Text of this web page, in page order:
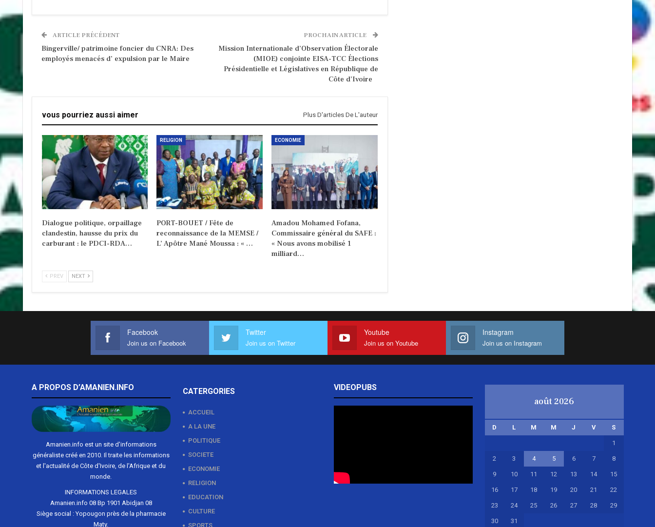
ARTICLE PRÉCÉDENT
Bingerville/ patrimoine foncier du CNRA: Des
employés menacés d’ expulsion par le Maire
PROCHAIN ARTICLE
Mission Internationale d’Observation Électorale
(MIOE) conjointe EISA-TCC Élections
Présidentielle et Législatives en République de
Côte d’Ivoire
vous pourriez aussi aimer Plus D'articles De L'auteur
Dialogue politique, orpaillage
clandestin, hausse du prix du
carburant : le PDCI-RDA…
RELIGION
PORT-BOUET / Fête de
reconnaissance de la MEMSE /
L’ Apôtre Mané Moussa : « …
ECONOMIE
Amadou Mohamed Fofana,
Commissaire général du SAFE :
« Nous avons mobilisé 1
milliard…
PREV NEXT
Facebook
Join us on Facebook
Twitter
Join us on Twitter
Youtube
Join us on Youtube
Instagram
Join us on Instagram
A PROPOS D’AMANIEN.INFO
Amanien.info est un site d'informations
généraliste créé en 2010. Il traite les informations
et l'actualité de Côte d'Ivoire, de l'Afrique et du
monde.
INFORMATIONS LEGALES
Amanien.info 08 Bp 1901 Abidjan 08
Siège social : Yopougon près de la pharmacie
Maty.
CATERGORIES
ACCUEIL
A LA UNE
POLITIQUE
SOCIETE
ECONOMIE
RELIGION
EDUCATION
CULTURE
SPORTS
VIDEOPUBS
août 2026
D L M M J V S
1
2 3 4 5 6 7 8
9 10 11 12 13 14 15
16 17 18 19 20 21 22
23 24 25 26 27 28 29
30 31